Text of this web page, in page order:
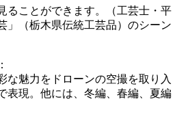
ることができます。（工芸士・平
」（栃木県伝統工芸品）のシーン
な魅力をドローンの空撮を取り入
表現。他には、冬編、春編、夏編